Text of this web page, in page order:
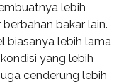
lebih
bakar lain.
biasanya lebih lama
yang lebih
cenderung lebih